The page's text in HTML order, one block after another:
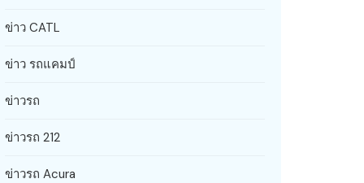
ข่าว CATL
ข่าว รถแคมป์
ข่าวรถ
ข่าวรถ 212
ข่าวรถ Acura